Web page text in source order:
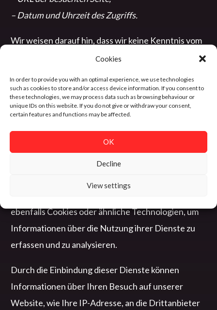
Cookies
In order to provide you with an optimal experience, we use technologies
such as cookies to store and/or access device information. If you consent to
these technologies, we may process data such as browsing behaviour or
unique IDs on this website. If you do not give or withdraw your consent,
certain features and functions may be affected.
OK
Decline
View settings
– Datum und Uhrzeit des Zugriffs.
Wir weisen darauf hin, dass wir keine Kenntnis vom
Inhalt der übermittelten Daten sowie deren
4. EINBINDUNG VON DRITTANBIETERN
UND STREAMING-DIENSTEN
Um Ihnen die bestmögliche Erfahrung auf unserer
Website zu bieten, binden wir Dienste von
ebenfalls Cookies oder ähnliche Technologien, um
Informationen über die Nutzung ihrer Dienste zu
erfassen und zu analysieren.
Durch die Einbindung dieser Dienste können
Informationen über Ihren Besuch auf unserer
Website, wie Ihre IP-Adresse, an die Drittanbieter